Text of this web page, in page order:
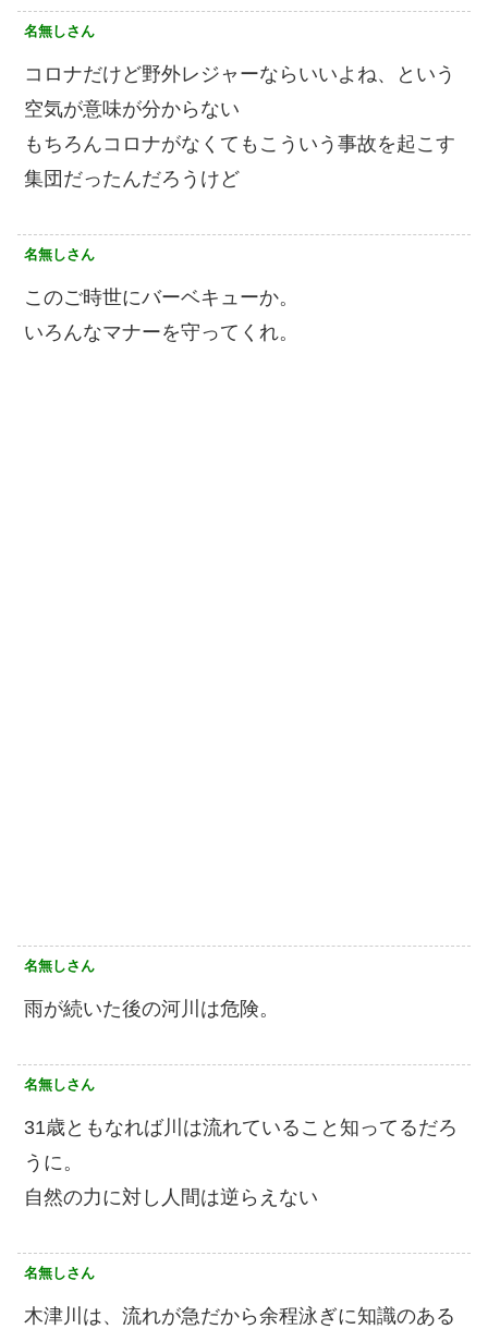
名無しさん
コロナだけど野外レジャーならいいよね、という
空気が意味が分からない
もちろんコロナがなくてもこういう事故を起こす
集団だったんだろうけど
名無しさん
このご時世にバーベキューか。
いろんなマナーを守ってくれ。
名無しさん
雨が続いた後の河川は危険。
名無しさん
31歳ともなれば川は流れていること知ってるだろ
うに。
自然の力に対し人間は逆らえない
名無しさん
木津川は、流れが急だから余程泳ぎに知識のある